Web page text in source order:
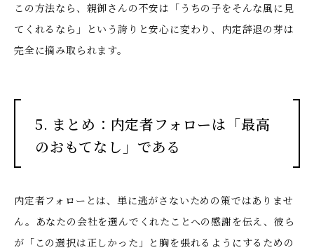
この方法なら、親御さんの不安は「うちの子をそんな風に見
てくれるなら」という誇りと安心に変わり、内定辞退の芽は
完全に摘み取られます。
5. まとめ：内定者フォローは「最高
のおもてなし」である
内定者フォローとは、単に逃がさないための策ではありませ
ん。あなたの会社を選んでくれたことへの感謝を伝え、彼ら
が「この選択は正しかった」と胸を張れるようにするための